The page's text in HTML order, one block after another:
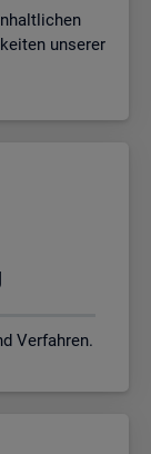
unserer
Verfahren.